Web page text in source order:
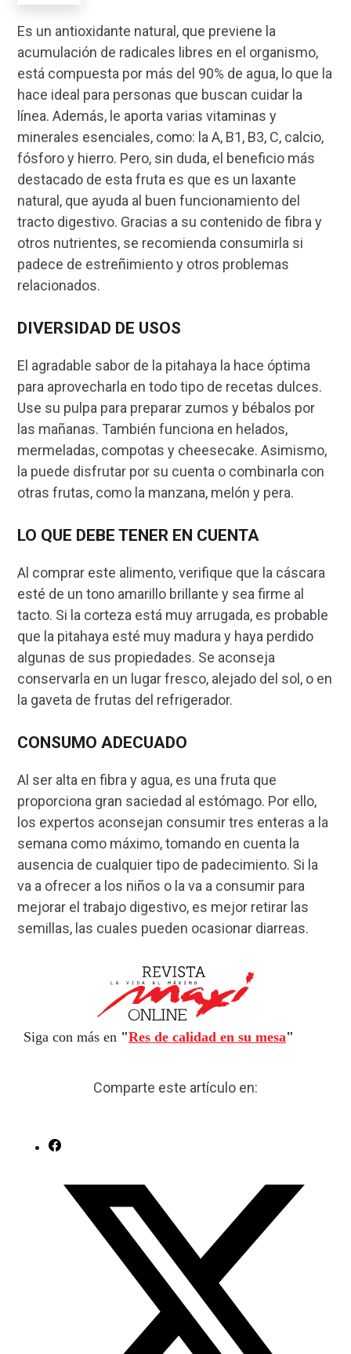
Es un antioxidante natural, que previene la
acumulación de radicales libres en el organismo,
está compuesta por más del 90% de agua, lo que la
hace ideal para personas que buscan cuidar la
línea. Además, le aporta varias vitaminas y
minerales esenciales, como: la A, B1, B3, C, calcio,
fósforo y hierro. Pero, sin duda, el beneficio más
destacado de esta fruta es que es un laxante
natural, que ayuda al buen funcionamiento del
tracto digestivo. Gracias a su contenido de fibra y
otros nutrientes, se recomienda consumirla si
padece de estreñimiento y otros problemas
relacionados.
DIVERSIDAD DE USOS
El agradable sabor de la pitahaya la hace óptima
para aprovecharla en todo tipo de recetas dulces.
Use su pulpa para preparar zumos y bébalos por
las mañanas. También funciona en helados,
mermeladas, compotas y cheesecake. Asimismo,
la puede disfrutar por su cuenta o combinarla con
otras frutas, como la manzana, melón y pera.
LO QUE DEBE TENER EN CUENTA
Al comprar este alimento, verifique que la cáscara
esté de un tono amarillo brillante y sea firme al
tacto. Si la corteza está muy arrugada, es probable
que la pitahaya esté muy madura y haya perdido
algunas de sus propiedades. Se aconseja
conservarla en un lugar fresco, alejado del sol, o en
la gaveta de frutas del refrigerador.
CONSUMO ADECUADO
Al ser alta en fibra y agua, es una fruta que
proporciona gran saciedad al estómago. Por ello,
los expertos aconsejan consumir tres enteras a la
semana como máximo, tomando en cuenta la
ausencia de cualquier tipo de padecimiento. Si la
va a ofrecer a los niños o la va a consumir para
mejorar el trabajo digestivo, es mejor retirar las
semillas, las cuales pueden ocasionar diarreas.
Siga con más en "Res de calidad en su mesa"
Comparte este artículo en: